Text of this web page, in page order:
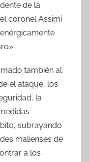
de la
coronel Assimi
también al
el ataque, los
la
subrayando
malienses de
a los